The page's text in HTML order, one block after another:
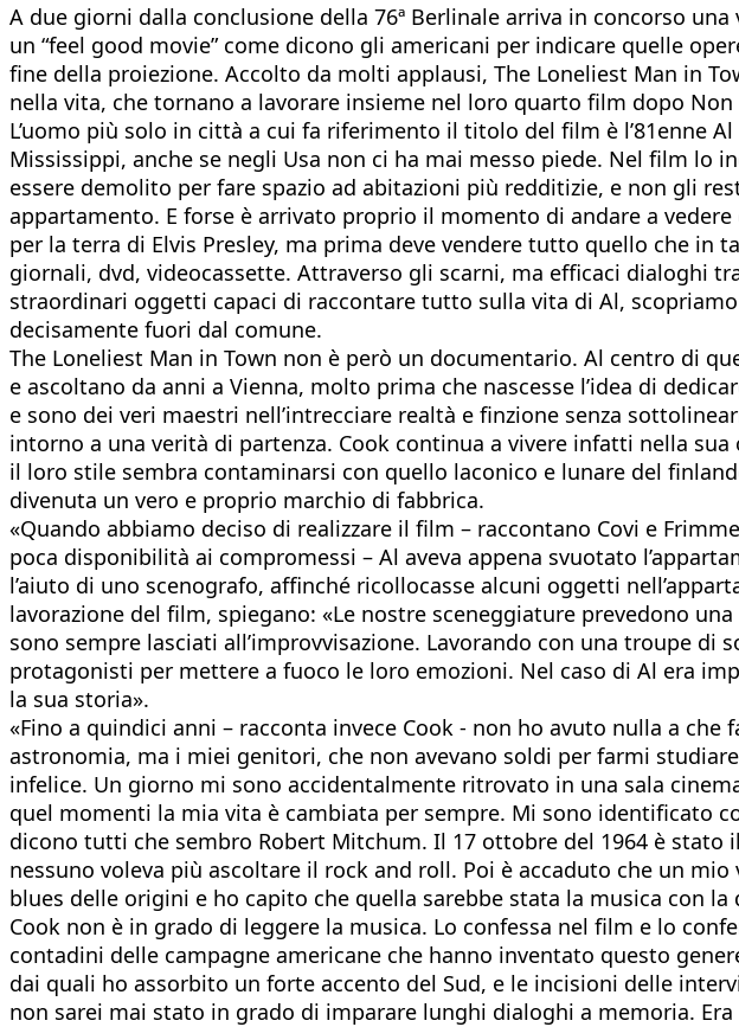
A due giorni dalla conclusione della 76ª Berlinale arriva in concorso
un “feel good movie” come dicono gli americani per indicare quelle
fine della proiezione. Accolto da molti applausi, The Loneliest Man in
nella vita, che tornano a lavorare insieme nel loro quarto film dopo Non
L’uomo più solo in città a cui fa riferimento il titolo del film è l’81enne
Mississippi, anche se negli Usa non ci ha mai messo piede. Nel film
essere demolito per fare spazio ad abitazioni più redditizie, e non gli
appartamento. E forse è arrivato proprio il momento di andare a
per la terra di Elvis Presley, ma prima deve vendere tutto quello che
giornali, dvd, videocassette. Attraverso gli scarni, ma efficaci dialoghi
straordinari oggetti capaci di raccontare tutto sulla vita di Al,
decisamente fuori dal comune.
The Loneliest Man in Town non è però un documentario. Al centro di
e ascoltano da anni a Vienna, molto prima che nascesse l’idea di
e sono dei veri maestri nell’intrecciare realtà e finzione senza
intorno a una verità di partenza. Cook continua a vivere infatti nella
il loro stile sembra contaminarsi con quello laconico e lunare del
divenuta un vero e proprio marchio di fabbrica.
«Quando abbiamo deciso di realizzare il film – raccontano Covi e
poca disponibilità ai compromessi – Al aveva appena svuotato
l’aiuto di uno scenografo, affinché ricollocasse alcuni oggetti
lavorazione del film, spiegano: «Le nostre sceneggiature prevedono
sono sempre lasciati all’improvvisazione. Lavorando con una troupe
protagonisti per mettere a fuoco le loro emozioni. Nel caso di Al era
la sua storia».
«Fino a quindici anni – racconta invece Cook - non ho avuto nulla a
astronomia, ma i miei genitori, che non avevano soldi per farmi
infelice. Un giorno mi sono accidentalmente ritrovato in una sala
quel momenti la mia vita è cambiata per sempre. Mi sono identificato
dicono tutti che sembro Robert Mitchum. Il 17 ottobre del 1964 è
nessuno voleva più ascoltare il rock and roll. Poi è accaduto che un
blues delle origini e ho capito che quella sarebbe stata la musica con la
Cook non è in grado di leggere la musica. Lo confessa nel film e lo
contadini delle campagne americane che hanno inventato questo
dai quali ho assorbito un forte accento del Sud, e le incisioni delle
non sarei mai stato in grado di imparare lunghi dialoghi a memoria.